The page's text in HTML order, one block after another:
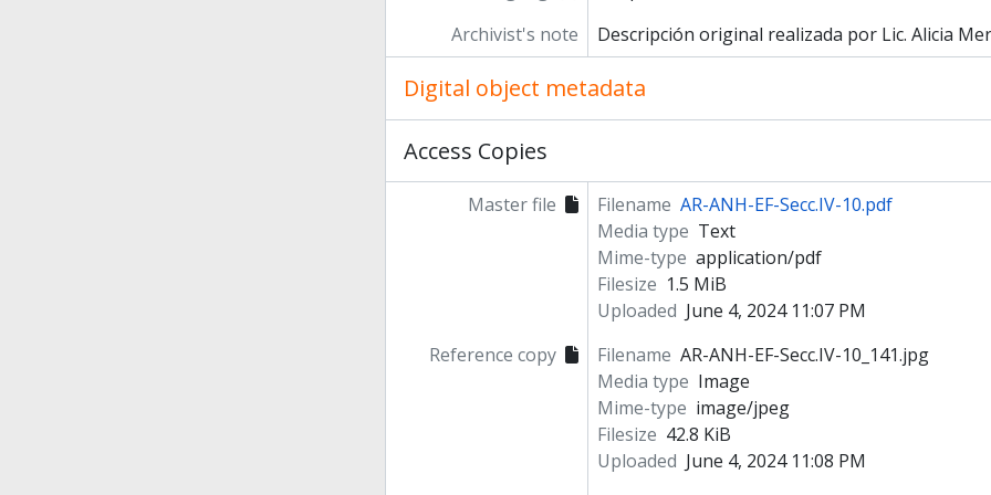
Archivist's note
Descripción original realizada por Lic. Alicia
Digital object metadata
Access Copies
Master file Filename AR-ANH-EF-Secc.IV-10.pdf
Media type Text
Mime-type application/pdf
Filesize 1.5 MiB
Uploaded June 4, 2024 11:07 PM
Reference copy
Filename AR-ANH-EF-Secc.IV-10_141.jpg
Media type Image
Mime-type image/jpeg
Filesize 42.8 KiB
Uploaded June 4, 2024 11:08 PM